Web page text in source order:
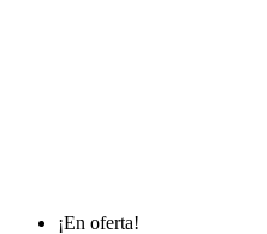
¡En oferta!